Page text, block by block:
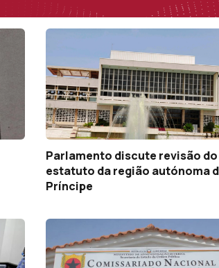
Parlamento discute revisão do
estatuto da região autónoma
Príncipe